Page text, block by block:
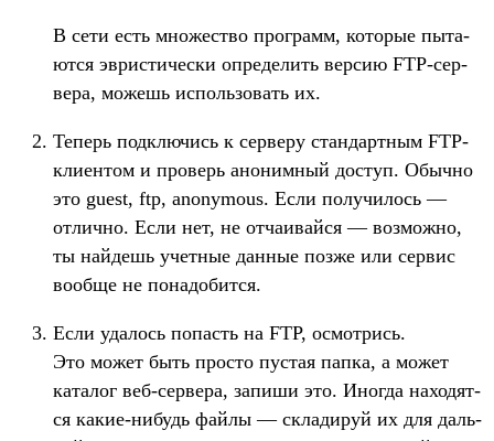
В сети есть мно­жес­тво прог­рамм, которые пыта­
ются эвристи­чес­ки опре­делить вер­сию FTP-сер­
вера, можешь исполь­зовать их.
Те­перь под­клю­чись к сер­веру стан­дар­тным FTP-
кли­ентом и про­верь ано­ним­ный дос­туп. Обыч­но
это guest, ftp, anonymous. Если получи­лось —
отлично. Если нет, не отча­ивай­ся — воз­можно,
ты най­дешь учет­ные дан­ные поз­же или сер­вис
вооб­ще не понадо­бит­ся.
Ес­ли уда­лось попасть на FTP, осмотрись.
Это может быть прос­то пус­тая пап­ка, а может
каталог веб‑сер­вера, запиши это. Иног­да находят­
ся какие‑нибудь фай­лы — скла­дируй их для даль­